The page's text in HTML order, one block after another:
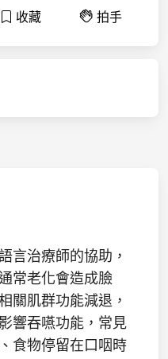
收藏 拍手
言治療師的協助，
常老化會造成臉
關肌群功能減退，
響吞嚥功能，常見
食物停留在口咽時